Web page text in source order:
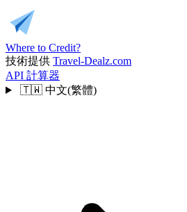
Where to Credit?
技術提供 Travel-Dealz.com
API 計算器
🇹🇼 中文(繁體)